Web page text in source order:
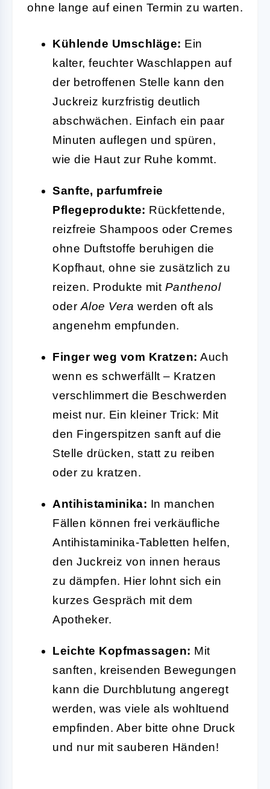
ohne lange auf einen Termin zu warten.
Kühlende Umschläge: Ein
kalter, feuchter Waschlappen auf
der betroffenen Stelle kann den
Juckreiz kurzfristig deutlich
abschwächen. Einfach ein paar
Minuten auflegen und spüren,
wie die Haut zur Ruhe kommt.
Sanfte, parfumfreie
Pflegeprodukte: Rückfettende,
reizfreie Shampoos oder Cremes
ohne Duftstoffe beruhigen die
Kopfhaut, ohne sie zusätzlich zu
reizen. Produkte mit Panthenol
oder Aloe Vera werden oft als
angenehm empfunden.
Finger weg vom Kratzen: Auch
wenn es schwerfällt – Kratzen
verschlimmert die Beschwerden
meist nur. Ein kleiner Trick: Mit
den Fingerspitzen sanft auf die
Stelle drücken, statt zu reiben
oder zu kratzen.
Antihistaminika: In manchen
Fällen können frei verkäufliche
Antihistaminika-Tabletten helfen,
den Juckreiz von innen heraus
zu dämpfen. Hier lohnt sich ein
kurzes Gespräch mit dem
Apotheker.
Leichte Kopfmassagen: Mit
sanften, kreisenden Bewegungen
kann die Durchblutung angeregt
werden, was viele als wohltuend
empfinden. Aber bitte ohne Druck
und nur mit sauberen Händen!